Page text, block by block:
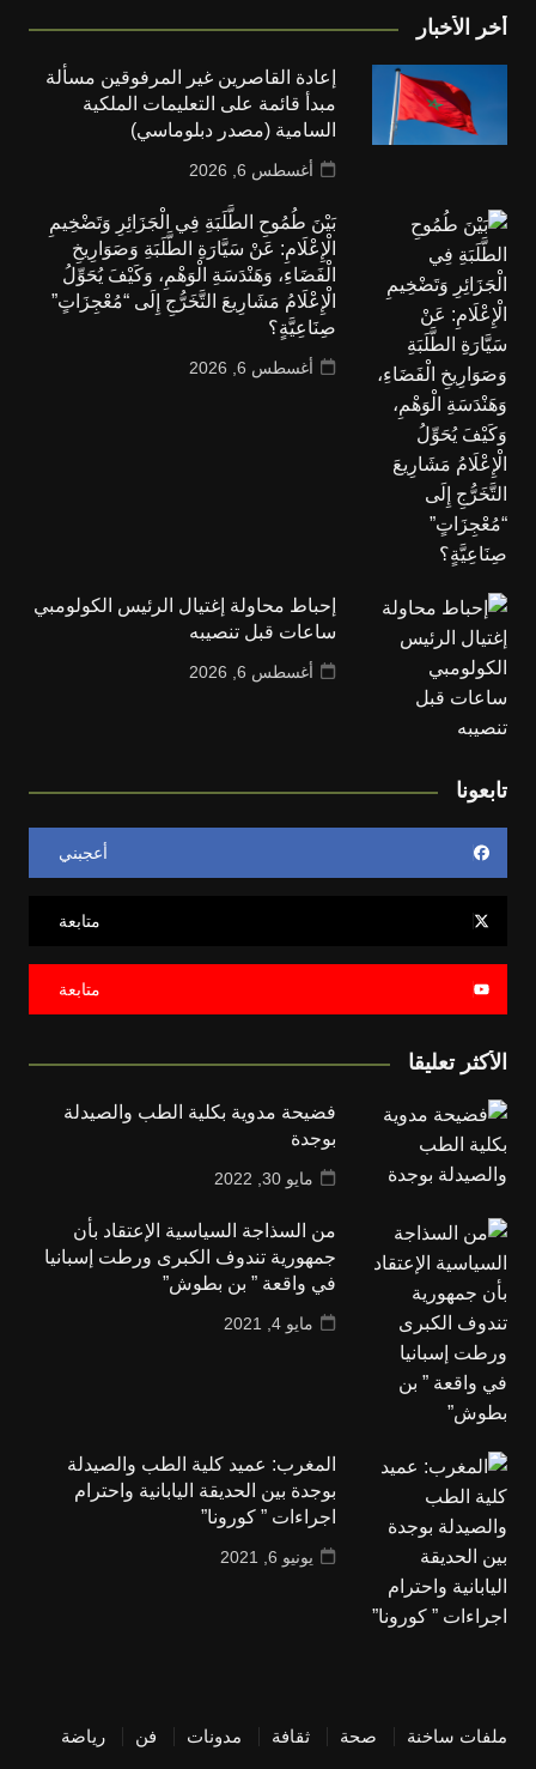
أخر الأخبار
إعادة القاصرين غير المرفوقين مسألة
مبدأ قائمة على التعليمات الملكية
السامية (مصدر دبلوماسي)
أغسطس 6, 2026
بَيْنَ طُمُوحِ الطَّلَبَةِ فِي الْجَزَائِرِ وَتَضْخِيمِ
الْإِعْلَامِ: عَنْ سَيَّارَةِ الطَّلَبَةِ وَصَوَارِيخِ
الْفَضَاءِ، وَهَنْدَسَةِ الْوَهْمِ، وَكَيْفَ يُحَوِّلُ
الْإِعْلَامُ مَشَارِيعَ التَّخَرُّجِ إِلَى “مُعْجِزَاتٍ”
صِنَاعِيَّةٍ؟
أغسطس 6, 2026
إحباط محاولة إغتيال الرئيس الكولومبي
ساعات قبل تنصيبه
أغسطس 6, 2026
تابعونا
أعجبني
متابعة
متابعة
الأكثر تعليقا
فضيحة مدوية بكلية الطب والصيدلة
بوجدة
مايو 30, 2022
من السذاجة السياسية الإعتقاد بأن
جمهورية تندوف الكبرى ورطت إسبانيا
في واقعة ” بن بطوش”
مايو 4, 2021
المغرب: عميد كلية الطب والصيدلة
بوجدة بين الحديقة اليابانية واحترام
اجراءات ” كورونا”
يونيو 6, 2021
ملفات ساخنة صحة ثقافة مدونات فن رياضة